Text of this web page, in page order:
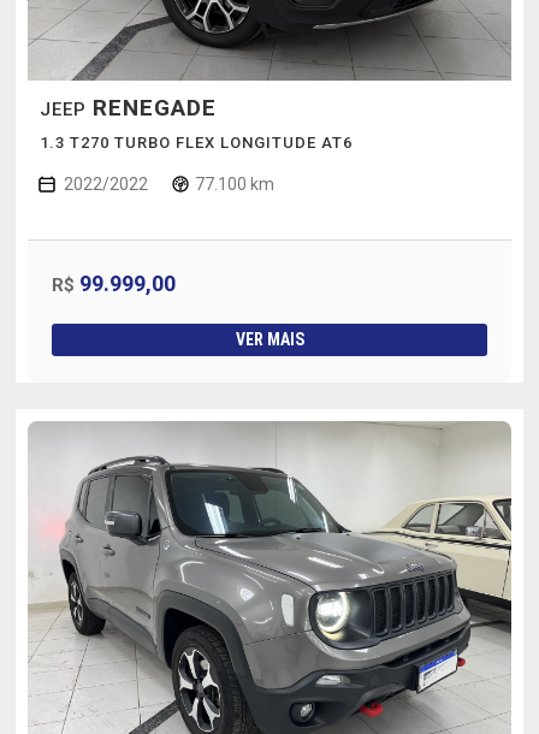
JEEP RENEGADE
1.3 T270 TURBO FLEX LONGITUDE AT6
2022/2022 77.100 km
R$ 99.999,00
VER MAIS